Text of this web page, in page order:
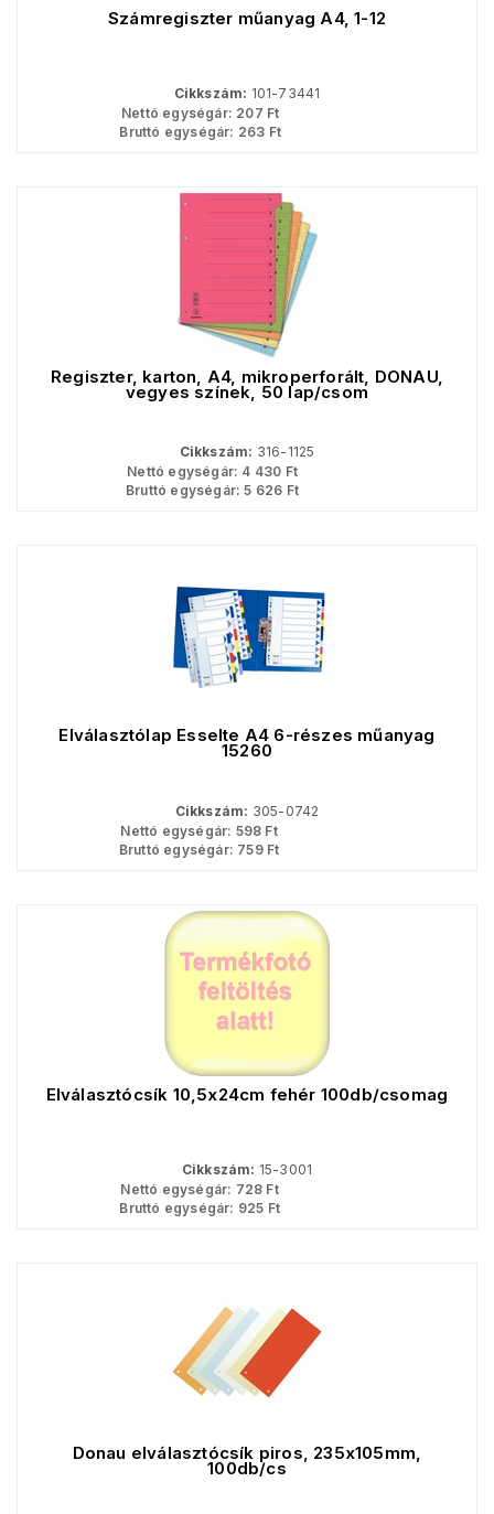
Számregiszter műanyag A4, 1-12
Cikkszám: 101-73441
Nettó egységár: 207 Ft
Bruttó egységár: 263 Ft
Regiszter, karton, A4, mikroperforált, DONAU,
vegyes színek, 50 lap/csom
Cikkszám: 316-1125
Nettó egységár: 4 430 Ft
Bruttó egységár: 5 626 Ft
Elválasztólap Esselte A4 6-részes műanyag
15260
Cikkszám: 305-0742
Nettó egységár: 598 Ft
Bruttó egységár: 759Ft
Elválasztócsík 10,5x24cm fehér 100db/csomag
Cikkszám: 15-3001
Nettó egységár: 728 Ft
Bruttó egységár: 925 Ft
Donau elválasztócsík piros, 235x105mm,
100db/cs